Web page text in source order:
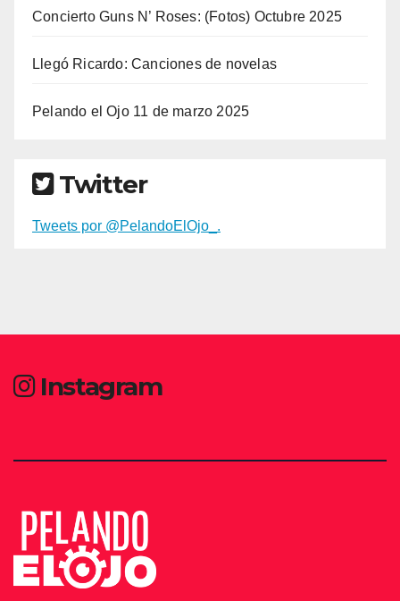
Concierto Guns N’ Roses: (Fotos) Octubre 2025
Llegó Ricardo: Canciones de novelas
Pelando el Ojo 11 de marzo 2025
Twitter
Tweets por @PelandoElOjo_.
Instagram